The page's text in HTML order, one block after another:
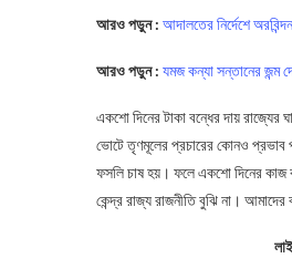
আরও পড়ুন : আদালতের নির্দেশে
আরও পড়ুন : যমজ কন্যা সন্তানের জন্ম
একশো দিনের টাকা বন্ধের দায় রাজ্যের
ভোটে তৃণমূলের প্রচারের কোনও প্রভাব
ফসলি চাষ হয়। ফলে একশো দিনের কাজ
কেন্দ্র রাজ্য রাজনীতি বুঝি না।